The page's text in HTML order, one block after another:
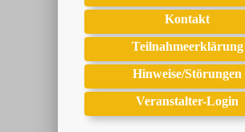
Kontakt
Teilnahmeerklärung
Hinweise/Störungen
Veranstalter-Login